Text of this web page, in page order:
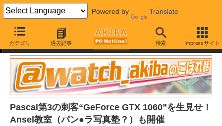
Powered by Translate
カテゴリ 過去記事 検索 Impressサイト
お知らせ
Pascal第3の刺客“GeForce GTX 1060”を生見せ！
Ansel教室（パン●ラ写真塾？）も開催